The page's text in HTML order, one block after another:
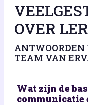
OVER
ANTWOORDEN
TEAM VAN
Wat zijn de
communicatie